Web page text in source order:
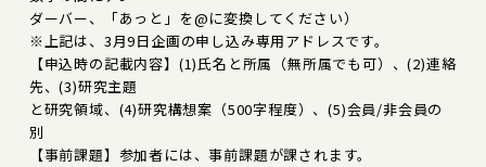
ダーバー、「あっと」を@に変換してください）
※上記は、3月9日企画の申し込み専用アドレスです。
【申込時の記載内容】(1)氏名と所属（無所属でも可）、(2)連絡
先、(3)研究主題
と研究領域、(4)研究構想案（500字程度）、(5)会員/非会員の
別
【事前課題】参加者には、事前課題が課されます。